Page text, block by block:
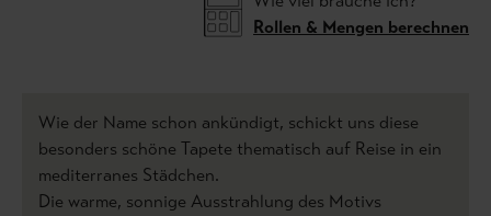
Rollen & Mengen berechnen
Wie der Name schon ankündigt, schickt uns diese
besonders schöne Tapete thematisch auf Reise in ein
mediterranes Städchen.
Die warme, sonnige Ausstrahlung des Motivs